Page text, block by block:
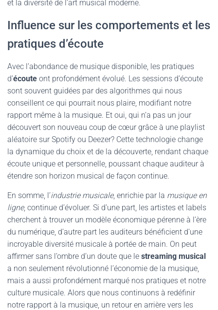
et la diversité de l’art musical moderne.
Influence sur les comportements et les
pratiques d’écoute
Avec l’abondance de musique disponible, les pratiques
d’écoute ont profondément évolué. Les sessions d’écoute
sont souvent guidées par des algorithmes qui nous
conseillent ce qui pourrait nous plaire, modifiant notre
rapport même à la musique. Et oui, qui n’a pas un jour
découvert son nouveau coup de cœur grâce à une playlist
aléatoire sur Spotify ou Deezer? Cette technologie change
la dynamique du choix et de la découverte, rendant chaque
écoute unique et personnelle, poussant chaque auditeur à
étendre son horizon musical de façon continue.
En somme, l’industrie musicale, enrichie par la musique en
ligne, continue d’évoluer. Si d’une part, les artistes et labels
cherchent à trouver un modèle économique pérenne à l’ère
du numérique, d’autre part les auditeurs bénéficient d’une
incroyable diversité musicale à portée de main. On peut
affirmer sans l’ombre d’un doute que le streaming musical
a non seulement révolutionné l’économie de la musique,
mais a aussi profondément marqué nos pratiques et notre
culture musicale. Alors que nous continuons à redéfinir
notre rapport à la musique, un retour en arrière vers les